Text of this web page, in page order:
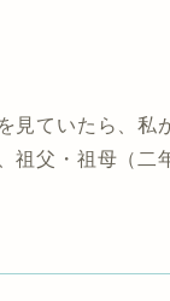
見ていたら、
祖父・祖母（